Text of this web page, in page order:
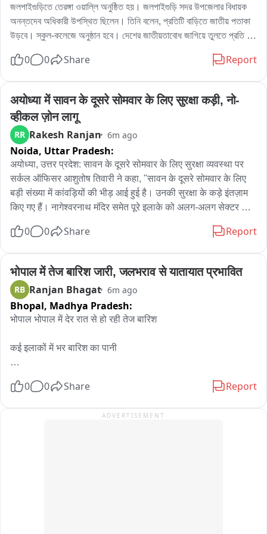
জলপাইগুড়িতে তেরঙ্গা ওয়াল্লি অনুষ্ঠিত হয়। জলপাইগুড়ি সদর উপজেলার বিধায়ক
অনন্তদেব অধিকারী উপস্থিত ছিলেন। তিনি বলেন, প্রতিটি বাড়িতে জাতীয় পতাকা
উড়বে। স্কুল-কলেজে অনুষ্ঠান হবে। দেশের জাতীয়তাবোধ জাগিয়ে তুলতে প্রতি
জাতীয় পতাকা নিয়ে একটি শোভাযাত্রা হয়, জেলাশাসকের দপ্তর দিয়ে শেষ হয়।
বলেন, প্রতিটি মানুষকে জাতীয়তাবোধে উদ্ধুদ্ধ করতেই এই উদ্যোগ।
0 0 Share Report
अयोध्या में सावन के दूसरे सोमवार के लिए सुरक्षा कड़ी, नो-
व्हीकल ज़ोन लागू
RR Rakesh Ranjan 6m ago
Noida, Uttar Pradesh:
अयोध्या, उत्तर प्रदेश: सावन के दूसरे सोमवार के लिए सुरक्षा व्यवस्था पर
सर्कल ऑफिसर आशुतोष तिवारी ने कहा, "सावन के दूसरे सोमवार के लिए
बड़ी संख्या में कांवड़ियों की भीड़ आई हुई है। उनकी सुरक्षा के कड़े इंतज़ाम
किए गए हैं। नागेश्वरनाथ मंदिर समेत पूरे इलाके को अलग-अलग सेक्टर और
CCTV कैमरों और ड्रोन की मदद से लगातार निगरानी की जा रही है।
और इसे सख्ती से लागू किया जा रहा है।"
0 0 Share Report
भोपाल में तेज बारिश जारी, जलभराव से यातायात प्रभावित
RB Ranjan Bhagat 6m ago
Bhopal, Madhya Pradesh:
भोपाल भोपाल में देर रात से हो रही तेज बारिश
कई इलाकों में भर बारिश का पानी
0 0 Share Report
ADVERTISEMENT